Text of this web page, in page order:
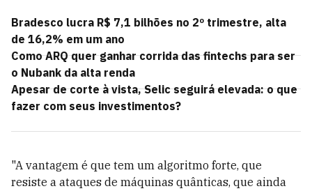
Bradesco lucra R$ 7,1 bilhões no 2º trimestre, alta
de 16,2% em um ano
Como ARQ quer ganhar corrida das fintechs para ser
o Nubank da alta renda
Apesar de corte à vista, Selic seguirá elevada: o que
fazer com seus investimentos?
"A vantagem é que tem um algoritmo forte, que
resiste a ataques de máquinas quânticas, que ainda